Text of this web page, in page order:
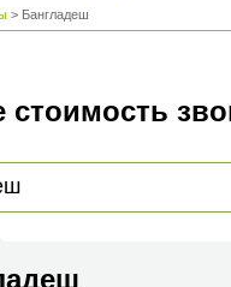
> Бангладеш
стоимость